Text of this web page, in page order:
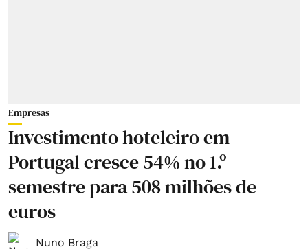
Empresas
Investimento hoteleiro em
Portugal cresce 54% no 1.º
semestre para 508 milhões de
euros
Nuno Braga